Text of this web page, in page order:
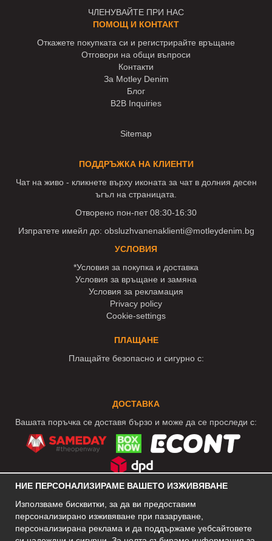
ЧЛЕНУВАЙТЕ ПРИ НАС
ПОМОЩ И КОНТАКТ
Откажете покупката си и регистрирайте връщане
Отговори на общи въпроси
Контакти
За Motley Denim
Блог
B2B Inquiries
Sitemap
ПОДДРЪЖКА НА КЛИЕНТИ
Чат на живо - кликнете върху иконата за чат в долния десен
ъгъл на страницата.
Отворено пон-пет 08:30-16:30
Изпратете имейл до: obsluzhvanenaklienti@motleydenim.bg
УСЛОВИЯ
*Условия за покупка и доставка
Условия за връщане и замяна
Условия за рекламация
Privacy policy
Cookie-settings
ПЛАЩАНЕ
Плащайте безопасно и сигурно с:
ДОСТАВКА
Вашата поръчка се доставя бързо и може да се проследи с:
НИЕ ПЕРСОНАЛИЗИРАМЕ ВАШЕТО ИЗЖИВЯВАНЕ
Използваме бисквитки, за да ви предоставим
персонализирано изживяване при пазаруване,
персонализирана реклама и да поддържаме уебсайтовете